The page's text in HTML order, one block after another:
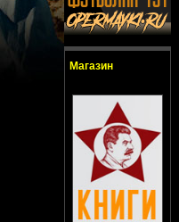
Магазин